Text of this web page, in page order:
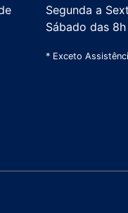
Segunda a
Sábado das
* Exceto